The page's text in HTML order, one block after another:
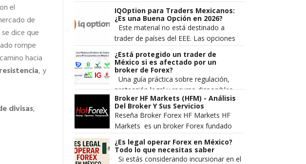
el
de
dice que
rompe
hacia
, y
divisas,
comparado con otros brokers de forex
y opciones. Sin embargo, muc...
IQOption para Traders Mexicanos:
¿Es una Buena Opción en 2026?
Este material no está destinado a
trader de países del EEE. Las opciones
digitales no se promocionan ni se
venden a comerciantes minorista...
¿Está protegido un trader de
México si es afectado por un
broker de Forex?
Una guía práctica sobre regulación,
protección legal y recurso disponibles
en México Cada vez más mexicanos se
aventuran al mercado Forex...
Broker HF Markets (HFM) - Análisis
Del Broker Y Sus Servicios
Reseña Broker Forex HF Markets HF
Markets es un broker Forex fundado
en el 2010 el cual pertenece a la
compañía HF Markets LT...
¿Es legal operar Forex en México?
Todo lo que necesitas saber
Si estás considerando incursionar en el